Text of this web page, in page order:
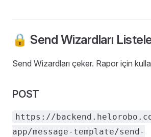
🔒 Send Wizardları
Send Wizardları çeker. Rapor için
POST
https://
app/message-template/send-